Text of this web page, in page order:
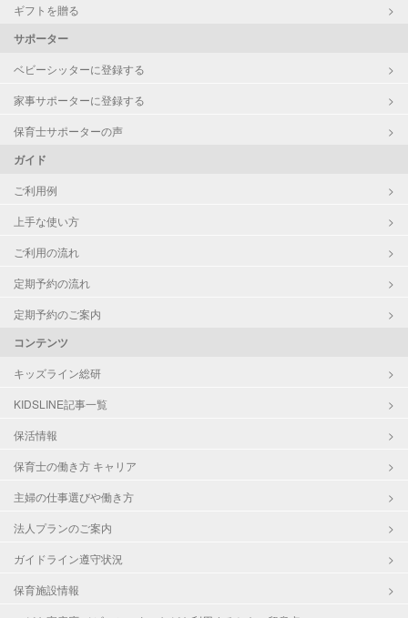
ギフトを贈る
サポーター
ベビーシッターに登録する
家事サポーターに登録する
保育士サポーターの声
ガイド
ご利用例
上手な使い方
ご利用の流れ
定期予約の流れ
定期予約のご案内
コンテンツ
キッズライン総研
KIDSLINE記事一覧
保活情報
保育士の働き方 キャリア
主婦の仕事選びや働き方
法人プランのご案内
ガイドライン遵守状況
保育施設情報